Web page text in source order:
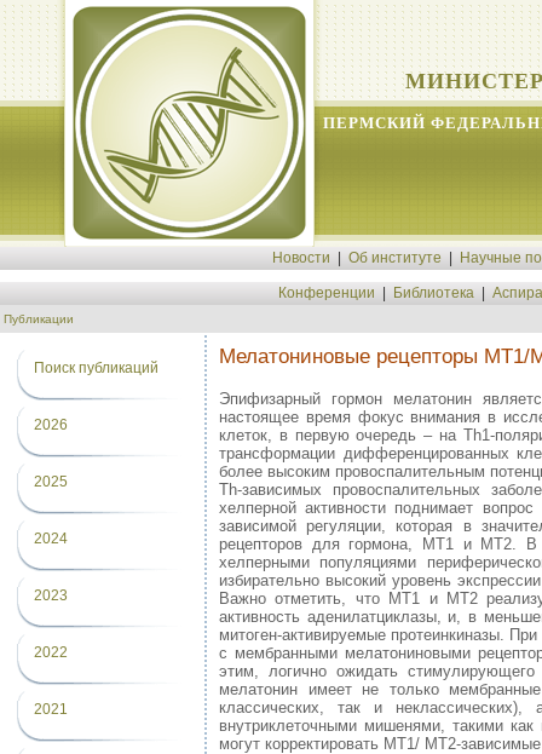
ПЕРМСКИЙ
Новости Об институте Научные
Конференции Библиотека
Публикации
Поиск публикаций
2026
2025
2024
2023
2022
2021
Мелатониновые рецепторы МТ1/
Эпифизарный гормон мелатонин
настоящее время фокус внимания в
клеток, в первую очередь – на Th1-
трансформации дифференцированных
более высоким провоспалительным
Th-зависимых провоспалительных
хелперной активности поднимает
зависимой регуляции, которая в
рецепторов для гормона, МТ1 и МТ2. В
хелперными популяциями
избирательно высокий уровень
Важно отметить, что МТ1 и МТ2
активность аденилатциклазы, и, в
митоген-активируемые протеинкиназы.
с мембранными мелатониновыми
этим, логично ожидать
мелатонин имеет не только
классических, так и
внутриклеточными мишенями, такими
могут корректировать МТ1/ МТ2-